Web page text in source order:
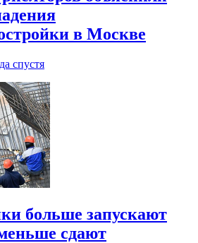
в Москве
спустя
больше запускают
сдают